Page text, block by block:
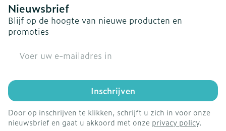
Nieuwsbrief
Blijf op de hoogte van nieuwe producten en
promoties
Inschrijven
Door op inschrijven te klikken, schrijft u zich in voor onze
nieuwsbrief en gaat u akkoord met onze privacy policy.